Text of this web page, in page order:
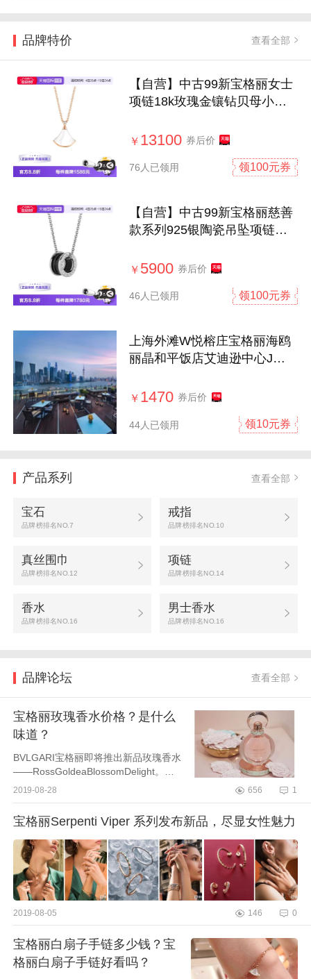
品牌特价 查看全部
【自营】中古99新宝格丽女士
项链18k玫瑰金镶钻贝母小扇
￥ 13100 券后价
76人已领用 领100元券
【自营】中古99新宝格丽慈善
款系列925银陶瓷吊坠项链男
￥ 5900 券后价
46人已领用 领100元券
上海外滩W悦榕庄宝格丽海鸥
丽晶和平饭店艾迪逊中心J酒
￥ 1470 券后价
44人已领用 领10元券
产品系列 查看全部
宝石
品牌榜排名NO.7
戒指
品牌榜排名NO.10
真丝围巾
品牌榜排名NO.12
项链
品牌榜排名NO.14
香水
品牌榜排名NO.16
男士香水
品牌榜排名NO.16
品牌论坛 查看全部
宝格丽玫瑰香水价格？是什么
味道？
BVLGARI宝格丽即将推出新品玫瑰香水
——RossGoldeaBlossomDelight。由
主调香师AlbertoMorillas创作的“RossG
水，通过三个阶段...
2019-08-28 656 1
宝格丽Serpenti Viper 系列发布新品，尽显女性魅力
2019-08-05 146 0
宝格丽白扇子手链多少钱？宝
格丽白扇子手链好看吗？